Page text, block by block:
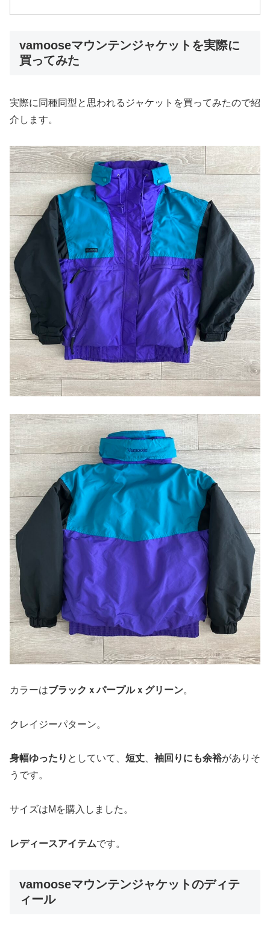
vamooseマウンテンジャケットを実際に
買ってみた
実際に同種同型と思われるジャケットを買ってみたので紹
介します。
カラーはブラックｘパープルｘグリーン。
クレイジーパターン。
身幅ゆったり としていて、 短丈 袖回りにも余裕がありそ
うです。
サイズはMを購入しました。
レディースアイテムです。
vamooseマウンテンジャケットのディテ
ィール